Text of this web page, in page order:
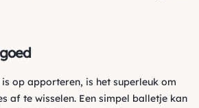
op apporteren, is het superleuk om
af te wisselen. Een simpel balletje kan